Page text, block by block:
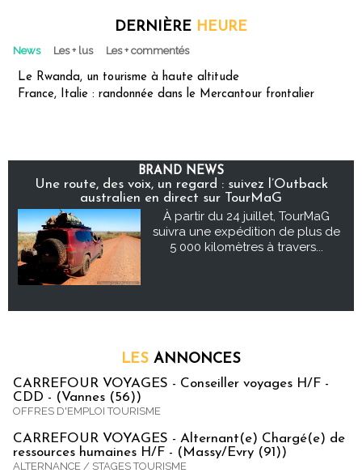
DERNIÈRE HEURE
News Les + lus Les + commentés
Le Rwanda, un tourisme à haute altitude
France, Italie : randonnée dans le Mercantour frontalier
BRAND NEWS
Une route, des voix, un regard : suivez l’Outback
australien en direct sur TourMaG
À partir du 24 juillet, TourMaG
suivra une expédition de plus de
5 000 kilomètres à travers...
LES ANNONCES
CARREFOUR VOYAGES - Conseiller voyages H/F -
CDD - (Vannes (56))
OFFRES D'EMPLOI TOURISME
CARREFOUR VOYAGES - Alternant(e) Chargé(e) de
ressources humaines H/F - (Massy/Evry (91))
ALTERNANCE / STAGES TOURISME